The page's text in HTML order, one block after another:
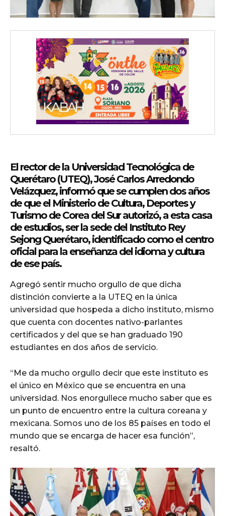
El rector de la Universidad Tecnológica de
Querétaro (UTEQ), José Carlos Arredondo
Velázquez, informó que se cumplen dos años
de que el Ministerio de Cultura, Deportes y
Turismo de Corea del Sur autorizó, a esta casa
de estudios, ser la sede del Instituto Rey
Sejong Querétaro, identificado como el centro
oficial para la enseñanza del idioma y cultura
de ese país.
Agregó sentir mucho orgullo de que dicha
distinción convierte a la UTEQ en la única
universidad que hospeda a dicho instituto, mismo
que cuenta con docentes nativo-parlantes
certificados y del que se han graduado 190
estudiantes en dos años de servicio.
“Me da mucho orgullo decir que este instituto es
el único en México que se encuentra en una
universidad. Nos enorgullece mucho saber que es
un punto de encuentro entre la cultura coreana y
mexicana. Somos uno de los 85 países en todo el
mundo que se encarga de hacer esa función”,
resaltó.